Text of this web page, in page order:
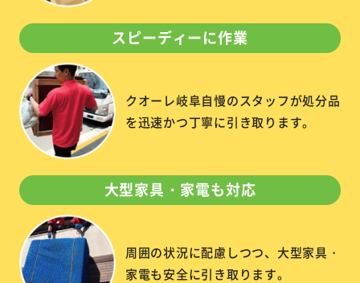
スピーディーに作業
クオーレ岐阜自慢のスタッフが処分品
を迅速かつ丁寧に引き取ります。
大型家具・家電も対応
周囲の状況に配慮しつつ、大型家具・
家電も安全に引き取ります。